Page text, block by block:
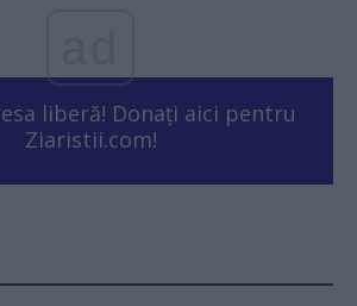
liberă! Donați aici pentru
Ziaristii.com!